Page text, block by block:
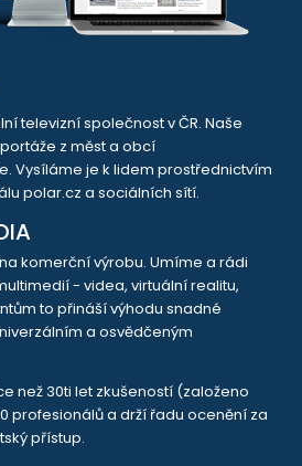
televizní společnost v ČR. Naše
z měst a obcí
Vysíláme je k lidem prostřednictvím
polar.cz a sociálních sítí.
komerční výrobu. Umíme a rádi
- videa, virtuální realitu,
to přináší výhodu snadné
a osvědčeným
než 30ti let zkušeností (založeno
profesionálů a drží řadu ocenění za
přístup.